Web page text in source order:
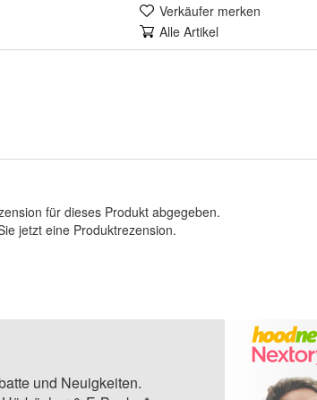
Verkäufer merken
Alle Artikel
für dieses Produkt abgegeben.
jetzt eine Produktrezension.
und Neuigkeiten.